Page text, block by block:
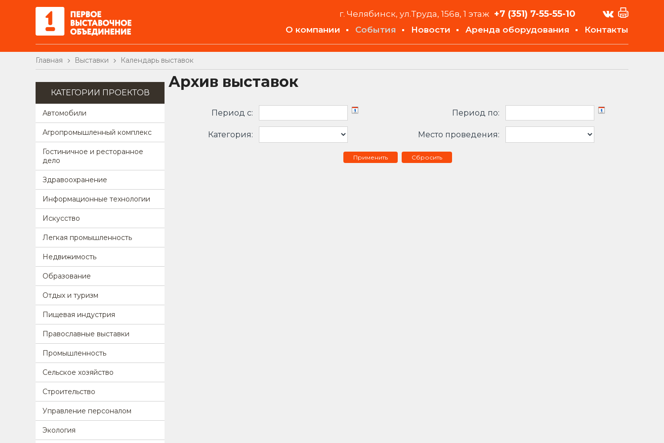
г. Челябинск, ул.Труда, 156в, 1 этаж +7 (351) 7-55-55-10
О компании События Новости Аренда оборудования Контакты
Главная Выставки Календарь выставок
КАТЕГОРИИ ПРОЕКТОВ
Автомобили
Агропромышленный комплекс
Гостиничное и ресторанное
дело
Здравоохранение
Информационные технологии
Искусство
Легкая промышленность
Недвижимость
Образование
Отдых и туризм
Пищевая индустрия
Православные выставки
Промышленность
Сельское хозяйство
Строительство
Управление персоналом
Экология
Архив выставок
Период c:
Категория:
Период по:
Место проведения:
Сбросить